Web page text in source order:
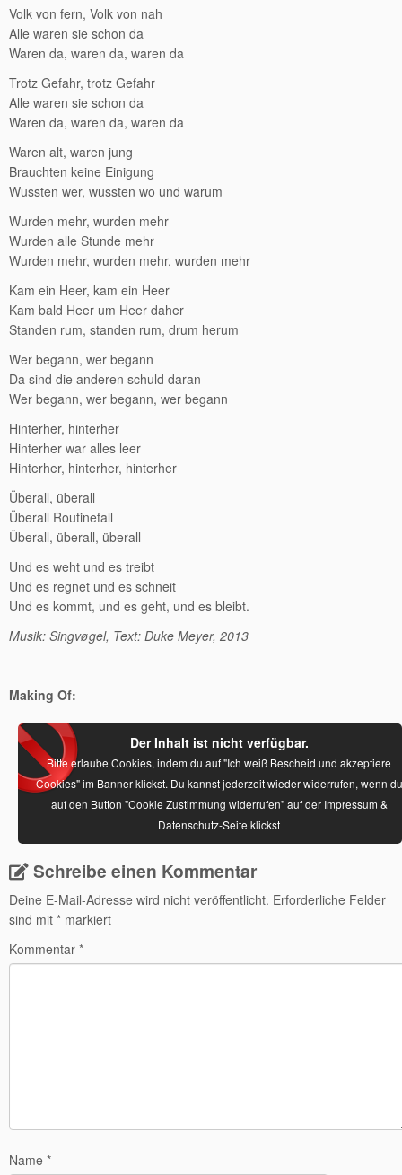
Volk von fern, Volk von nah
Alle waren sie schon da
Waren da, waren da, waren da
Trotz Gefahr, trotz Gefahr
Alle waren sie schon da
Waren da, waren da, waren da
Waren alt, waren jung
Brauchten keine Einigung
Wussten wer, wussten wo und warum
Wurden mehr, wurden mehr
Wurden alle Stunde mehr
Wurden mehr, wurden mehr, wurden mehr
Kam ein Heer, kam ein Heer
Kam bald Heer um Heer daher
Standen rum, standen rum, drum herum
Wer begann, wer begann
Da sind die anderen schuld daran
Wer begann, wer begann, wer begann
Hinterher, hinterher
Hinterher war alles leer
Hinterher, hinterher, hinterher
Überall, überall
Überall Routinefall
Überall, überall, überall
Und es weht und es treibt
Und es regnet und es schneit
Und es kommt, und es geht, und es bleibt.
Musik: Singvøgel, Text: Duke Meyer, 2013
Making Of:
Der Inhalt ist nicht verfügbar.
Bitte erlaube Cookies, indem du auf "Ich weiß Bescheid und akzeptiere
Cookies" im Banner klickst. Du kannst jederzeit wieder widerrufen, wenn du
auf den Button "Cookie Zustimmung widerrufen" auf der Impressum &
Datenschutz-Seite klickst
Schreibe einen Kommentar
Deine E-Mail-Adresse wird nicht veröffentlicht. Erforderliche Felder
sind mit * markiert
Kommentar *
Name *